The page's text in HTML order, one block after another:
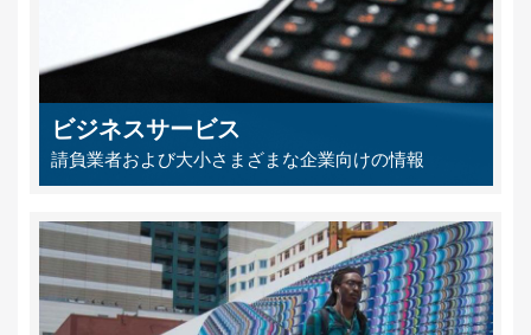
ビジネスサービス
請負業者および大小さまざまな企業向けの情報